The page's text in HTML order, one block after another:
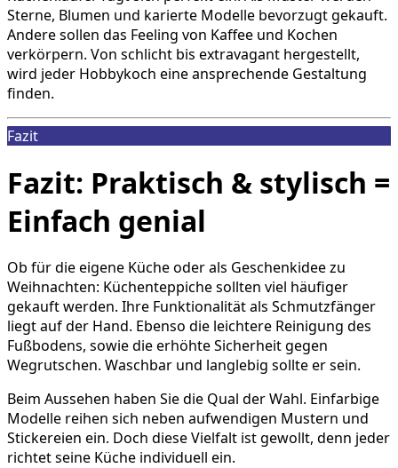
Sterne, Blumen und karierte Modelle bevorzugt gekauft.
Andere sollen das Feeling von Kaffee und Kochen
verkörpern. Von schlicht bis extravagant hergestellt,
wird jeder Hobbykoch eine ansprechende Gestaltung
finden.
Fazit
Fazit: Praktisch & stylisch =
Einfach genial
Ob für die eigene Küche oder als Geschenkidee zu
Weihnachten: Küchenteppiche sollten viel häufiger
gekauft werden. Ihre Funktionalität als Schmutzfänger
liegt auf der Hand. Ebenso die leichtere Reinigung des
Fußbodens, sowie die erhöhte Sicherheit gegen
Wegrutschen. Waschbar und langlebig sollte er sein.
Beim Aussehen haben Sie die Qual der Wahl. Einfarbige
Modelle reihen sich neben aufwendigen Mustern und
Stickereien ein. Doch diese Vielfalt ist gewollt, denn jeder
richtet seine Küche individuell ein.